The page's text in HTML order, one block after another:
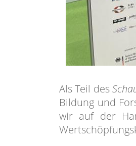
Als Teil des
Bildung und
wir auf der